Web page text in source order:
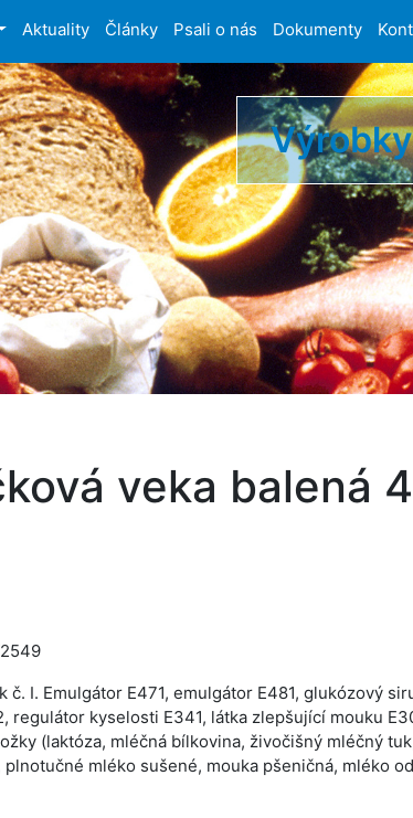
Aktuality Články Psali o nás Dokumenty
Výrobky
veka balená
č. I. Emulgátor E471, emulgátor E481, glukózový
regulátor kyselosti E341, látka zlepšující mouku
(laktóza, mléčná bílkovina, živočišný mléčný
mléko sušené, mouka pšeničná, mléko